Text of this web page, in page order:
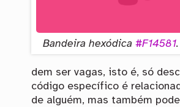
Bandeira hexódica#F14581
dem ser vagas, isto é, só
código específico é
de alguém, mas também